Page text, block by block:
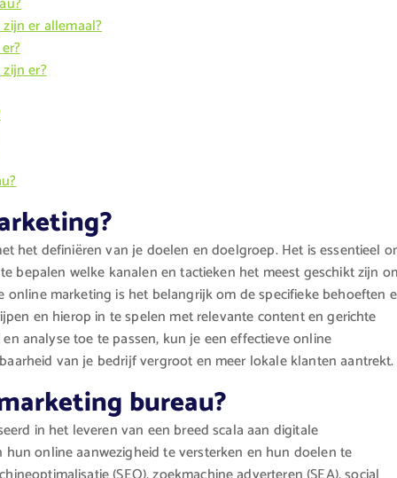
er allemaal?
er?
het definiëren van je doelen en doelgroep. Het is essentieel
bepalen welke kanalen en tactieken het meest geschikt zijn
marketing is het belangrijk om de specifieke behoeften
en hierop in te spelen met relevante content en gerichte
analyse toe te passen, kun je een effectieve online
van je bedrijf vergroot en meer lokale klanten aantrekt.
bureau?
in het leveren van een breed scala aan digitale
online aanwezigheid te versterken en hun doelen te